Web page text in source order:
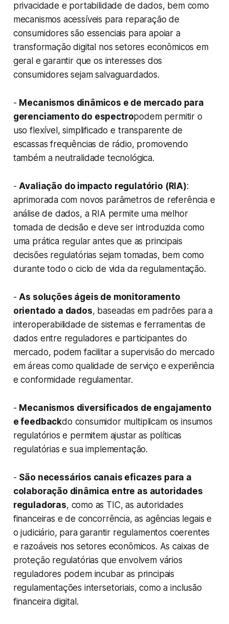
privacidade e portabilidade de dados, bem como
mecanismos acessíveis para reparação de
consumidores são essenciais para apoiar a
transformação digital nos setores econômicos em
geral e garantir que os interesses dos
consumidores sejam salvaguardados.
- Mecanismos dinâmicos e de mercado para
gerenciamento do espectropodem permitir o
uso flexível, simplificado e transparente de
escassas frequências de rádio, promovendo
também a neutralidade tecnológica.
-Avaliação do impacto regulatório (RIA):
aprimorada com novos parâmetros de referência e
análise de dados, a RIA permite uma melhor
tomada de decisão e deve ser introduzida como
uma prática regular antes que as principais
decisões regulatórias sejam tomadas, bem como
durante todo o ciclo de vida da regulamentação.
-As soluções ágeis de monitoramento
orientado a dados, baseadas em padrões para a
interoperabilidade de sistemas e ferramentas de
dados entre reguladores e participantes do
mercado, podem facilitar a supervisão do mercado
em áreas como qualidade de serviço e experiência
e conformidade regulamentar.
- Mecanismos diversificados de engajamento
e feedbackdo consumidor multiplicam os insumos
regulatórios e permitem ajustar as políticas
regulatórias e sua implementação.
- São necessários canais eficazes para a
colaboração dinâmica entre as autoridades
reguladoras, como as TIC, as autoridades
financeiras e de concorrência, as agências legais e
o judiciário, para garantir regulamentos coerentes
e razoáveis nos setores econômicos. As caixas de
proteção regulatórias que envolvem vários
reguladores podem incubar as principais
regulamentações intersetoriais, como a inclusão
financeira digital.